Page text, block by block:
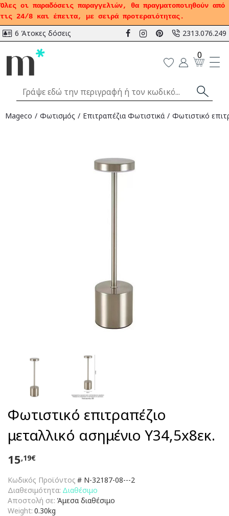
Όλες οι παραδόσεις παραγγελιών, θα πραγματοποιηθούν από
τις 24/8 και έπειτα, με σειρά προτεραιότητας.
6 Άτοκες δόσεις 2313.076.249
0
Mageco Φωτισμός Επιτραπέζια Φωτιστικά Φωτιστικό
Φωτιστικό επιτραπέζιο
μεταλλικό ασημένιο Υ34,5x8εκ.
Κωδικός Προϊόντος # N-32187-08---2
Διαθεσιμότητα: Διαθέσιμο
Αποστολή σε: Άμεσα διαθέσιμο
Weight: 0.30kg
15,19€